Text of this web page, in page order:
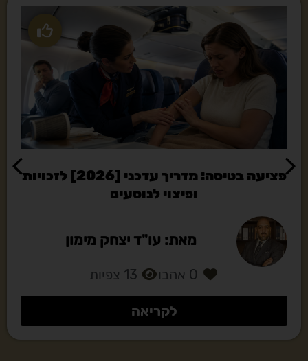
פציעה בטיסה: מדריך עדכני [2026] לזכויות
ופיצוי לנוסעים
מאת: עו"ד יצחק מימון
0 אהבו 13 צפיות
לקריאה